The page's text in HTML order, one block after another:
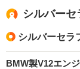
シルバー
シルバーセラ
BMW製V12エン